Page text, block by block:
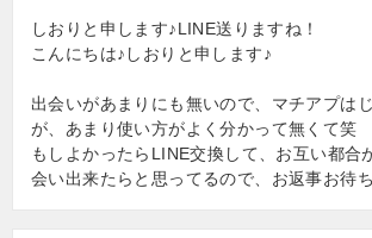
しおりと申します♪LINE送りますね！
こんにちは♪しおりと申します♪
出会いがあまりにも無いので、マチアプは
が、あまり使い方がよく分かって無くて笑
もしよかったらLINE交換して、お互い都合
会い出来たらと思ってるので、お返事お待